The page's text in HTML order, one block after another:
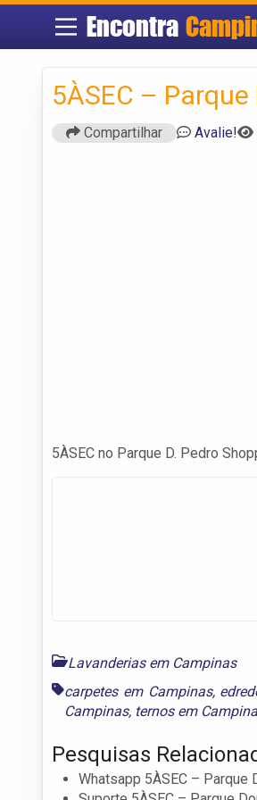
Encontra
5ÀSEC –
Compartilhar Avalie!
5ÀSEC no Parque D. Pedro
Lavanderias em Campinas
carpetes em Campinas,
Campinas, ternos em
Pesquisas
Whatsapp 5ÀSEC – Parque